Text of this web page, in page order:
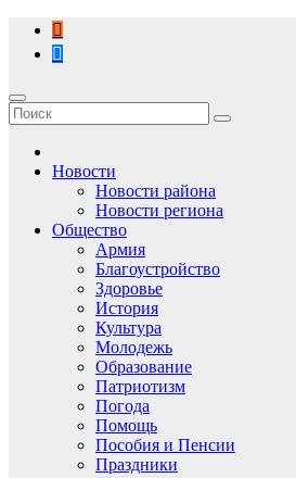
Перейти
содержимому
Новости
Новости района
Новости региона
Общество
Армия
Благоустройство
Здоровье
История
Культура
Молодежь
Образование
Патриотизм
Погода
Помощь
Пособия и Пенсии
Праздники